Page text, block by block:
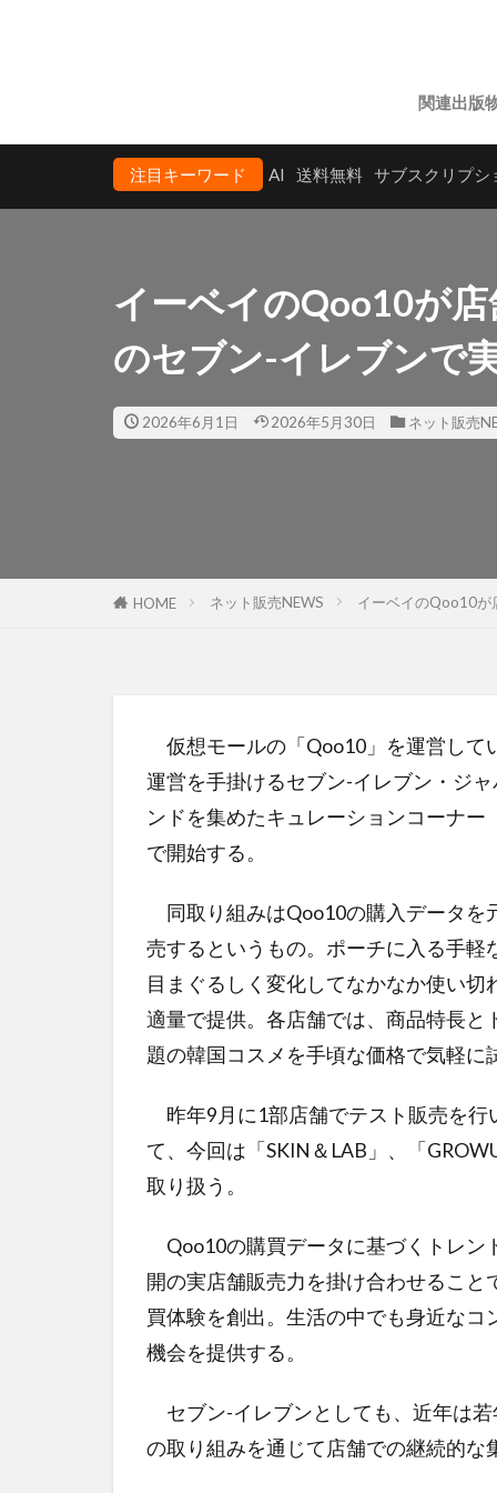
関連出版
注目キーワード AI 送料無料 サブスクリプシ
イーベイのQoo10が
のセブン-イレブンで
2026年6月1日 2026年5月30日 ネット販売
HOME ネット販売NEWS イーベイのQoo10が
仮想モールの「Qoo10」を運営して
運営を手掛けるセブン-イレブン・ジ
ンドを集めたキュレーションコーナー
で開始する。
同取り組みはQoo10の購入データを
売するというもの。ポーチに入る手
目まぐるしく変化してなかなか使い
適量で提供。各店舗では、商品特長
題の韓国コスメを手頃な価格で気軽に
昨年9月に1部店舗でテスト販売を行
て、今回は「SKIN＆LAB」、「
取り扱う。
Qoo10の購買データに基づくトレン
開の実店舗販売力を掛け合わせるこ
買体験を創出。生活の中でも身近な
機会を提供する。
セブン-イレブンとしても、近年は
の取り組みを通じて店舗での継続的な